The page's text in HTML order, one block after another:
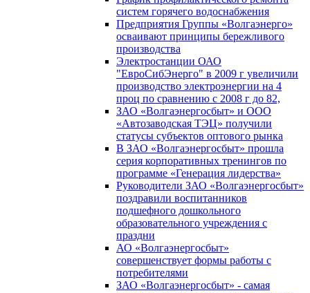
систем горячего водоснабжения
Предприятия Группы «Волгаэнерго»
осваивают принципы бережливого
производства
Электростанции ОАО
"ЕвроСибЭнерго" в 2009 г увеличили
производство электроэнергии на 4
проц по сравнению с 2008 г до 82,
ЗАО «Волгаэнергосбыт» и ООО
«Автозаводская ТЭЦ» получили
статусы субъектов оптового рынка
В ЗАО «Волгаэнергосбыт» прошла
серия корпоративных тренингов по
программе «Генерация лидерства»
Руководители ЗАО «Волгаэнергосбыт»
поздравили воспитанников
подшефного дошкольного
образовательного учреждения с
праздни
АО «Волгаэнергосбыт»
совершенствует формы работы с
потребителями
ЗАО «Волгаэнергосбыт» - самая